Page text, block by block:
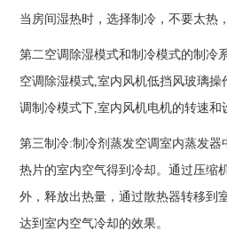
当房间湿热时，选择制冷，不要太热
第二空调除湿模式和制冷模式的制冷
空调除湿模式,室内风机低挡风玻璃
调制冷模式下,室内风机电机的转速和
第三制冷:制冷剂蒸发空调室内蒸发器
热片的室内空气得到冷却。通过压缩
外，释放出热量，通过散热器转移到
达到室内空气冷却的效果。